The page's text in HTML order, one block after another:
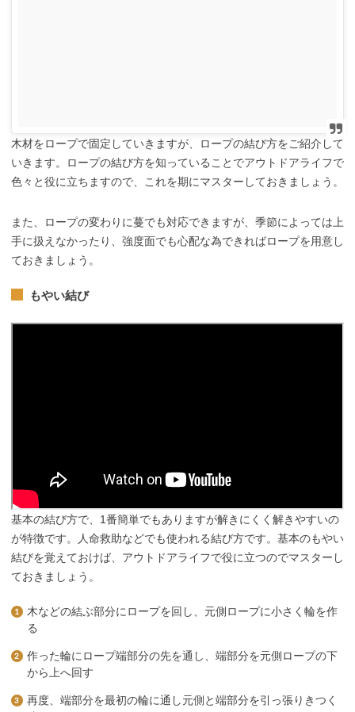
木材をロープで固定していきますが、ロープの結び方をご紹介して
いきます。ロープの結び方を知っていることでアウトドアライフで
色々と役に立ちますので、これを期にマスターしておきましょう。
また、ロープの変わりに蔓でも対応できますが、季節によっては上
手に扱えなかったり、強度面でも心配な為できればロープを用意し
ておきましょう。
もやい結び
基本の結び方で、1番簡単でもありますが解きにくく解きやすいの
が特徴です。人命救助などでも使われる結び方です。基本のもやい
結びを覚えておけば、アウトドアライフで役に立つのでマスターし
ておきましょう。
木などの結ぶ部分にロープを回し、元側ロープに小さく輪を作
る
作った輪にロープ端部分の先を通し、端部分を元側ロープの下
から上へ回す
再度、端部分を最初の輪に通し元側と端部分を引っ張りきつく